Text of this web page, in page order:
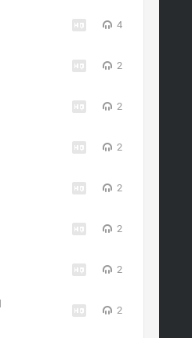
4
2
2
2
2
2
2
2